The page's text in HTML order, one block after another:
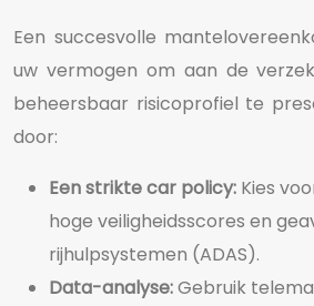
Een succesvolle
uw vermogen om aan de
beheersbaar risicoprofiel te
door:
Een strikte car policy: Kies
hoge veiligheidsscores en
rijhulpsystemen (ADAS).
Data-analyse:Gebruik